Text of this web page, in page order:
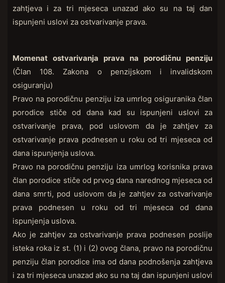
zahtjeva i za tri mjeseca unazad ako su na taj dan
ispunjeni uslovi za ostvarivanje prava.
Momenat ostvarivanja prava na porodičnu penziju
(Član 108. Zakona o penzijskom i invalidskom
osiguranju)
Pravo na porodičnu penziju iza umrlog osiguranika član
porodice stiče od dana kad su ispunjeni uslovi za
ostvarivanje prava, pod uslovom da je zahtjev za
ostvarivanje prava podnesen u roku od tri mjeseca od
dana ispunjenja uslova.
Pravo na porodičnu penziju iza umrlog korisnika prava
član porodice stiče od prvog dana narednog mjeseca od
dana smrti, pod uslovom da je zahtjev za ostvarivanje
prava podnesen u roku od tri mjeseca od dana
ispunjenja uslova.
Ako je zahtjev za ostvarivanje prava podnesen poslije
isteka roka iz st. (1) i (2) ovog člana, pravo na porodičnu
penziju član porodice ima od dana podnošenja zahtjeva
i za tri mjeseca unazad ako su na taj dan ispunjeni uslovi